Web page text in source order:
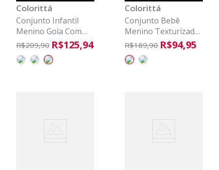
Colorittá
Conjunto Infantil
Menino Gola Com
Zíper Colorittá
Marrom
R$209,90 R$125,94
Colorittá
Conjunto Bebê
Menino Texturizado
Capuz Colorittá
Marrom
R$189,90 R$94,95